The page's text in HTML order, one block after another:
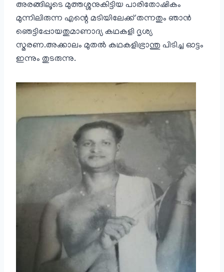
അരങ്ങിലൂടെ മുത്തശ്ശനുകിട്ടിയ പാരിതോഷികം
മുന്നിലിരുന്ന എന്റെ മടിയിലേക്ക് തന്നതും ഞാൻ
ഞെട്ടിപ്പോയതുമാണാദ്യ കഥകളി ദൃശ്യ
സ്മരണ.അക്കാലം മുതൽ കഥകളിഭ്രാന്തു പിടിച്ച ഓട്ടം
ഇന്നും തുടരുന്നു.